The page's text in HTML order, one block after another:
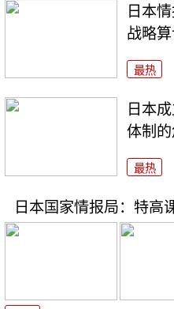
日本
战略
最热
日本
体制
最热
日本国家情报局：特高